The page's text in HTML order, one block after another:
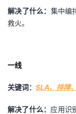
解决了什么： 集中编
救火。
一线
关键词： SLA、排障
解决了什么： 应用识